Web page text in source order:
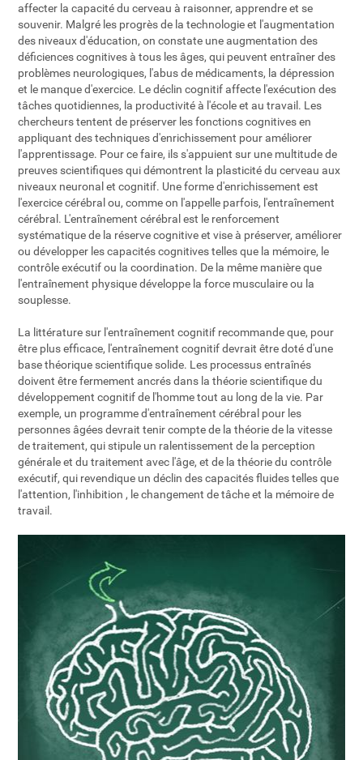
affecter la capacité du cerveau à raisonner, apprendre et se
souvenir. Malgré les progrès de la technologie et l'augmentation
des niveaux d'éducation, on constate une augmentation des
déficiences cognitives à tous les âges, qui peuvent entraîner des
problèmes neurologiques, l'abus de médicaments, la dépression
et le manque d'exercice. Le déclin cognitif affecte l'exécution des
tâches quotidiennes, la productivité à l'école et au travail. Les
chercheurs tentent de préserver les fonctions cognitives en
appliquant des techniques d'enrichissement pour améliorer
l'apprentissage. Pour ce faire, ils s'appuient sur une multitude de
preuves scientifiques qui démontrent la plasticité du cerveau aux
niveaux neuronal et cognitif. Une forme d'enrichissement est
l'exercice cérébral ou, comme on l'appelle parfois, l'entraînement
cérébral. L'entraînement cérébral est le renforcement
systématique de la réserve cognitive et vise à préserver, améliorer
ou développer les capacités cognitives telles que la mémoire, le
contrôle exécutif ou la coordination. De la même manière que
l'entraînement physique développe la force musculaire ou la
souplesse.
La littérature sur l'entraînement cognitif recommande que, pour
être plus efficace, l'entraînement cognitif devrait être doté d'une
base théorique scientifique solide. Les processus entraînés
doivent être fermement ancrés dans la théorie scientifique du
développement cognitif de l'homme tout au long de la vie. Par
exemple, un programme d'entraînement cérébral pour les
personnes âgées devrait tenir compte de la théorie de la vitesse
de traitement, qui stipule un ralentissement de la perception
générale et du traitement avec l'âge, et de la théorie du contrôle
exécutif, qui revendique un déclin des capacités fluides telles que
l'attention, l'inhibition , le changement de tâche et la mémoire de
travail.